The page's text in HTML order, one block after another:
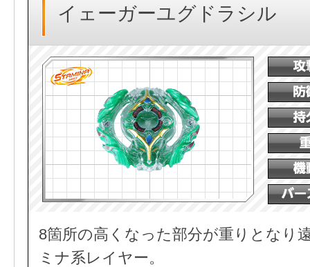
イェーガーユグドラシル
8箇所の高くなった部分が重りとなり
ミナ系レイヤー。